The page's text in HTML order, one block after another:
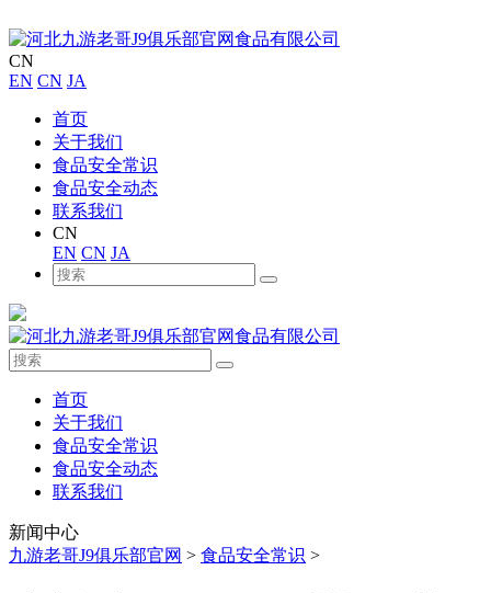
CN
EN CN JA
首页
关于我们
食品安全常识
食品安全动态
联系我们
CN
EN CN JA
首页
关于我们
食品安全常识
食品安全动态
联系我们
新闻中心
九游老哥J9俱乐部官网 > 食品安全常识 >